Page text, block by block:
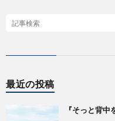
最近の投稿
『そっと背